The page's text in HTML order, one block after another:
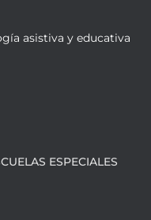
asistiva y educativa
ESPECIALES